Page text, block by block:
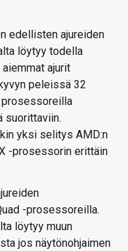
edellisten ajureiden
löytyy todella
ajurit
peleissä 32
suorittaviin.
yksi selitys AMD:n
-prosessorin erittäin
-prosessoreilla.
löytyy muun
jos näytönohjaimen